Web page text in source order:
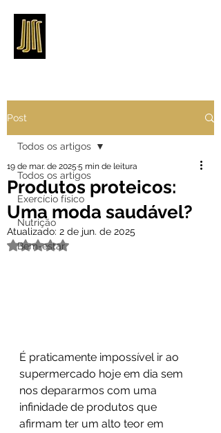
Post
Todos os artigos
Exercício físico
Nutrição
Bem-estar
Todos os artigos
Produtos proteicos:
Uma moda saudável?
19 de mar. de 2025 5 min de leitura
Atualizado: 2 de jun. de 2025
Avaliado com NaN de 5 estrelas.
É praticamente impossível ir ao
supermercado hoje em dia sem
nos depararmos com uma
infinidade de produtos que
afirmam ter um alto teor em